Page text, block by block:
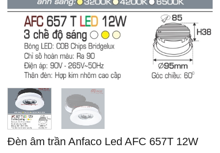
Đèn âm trần Anfaco Led AFC 657T 12W